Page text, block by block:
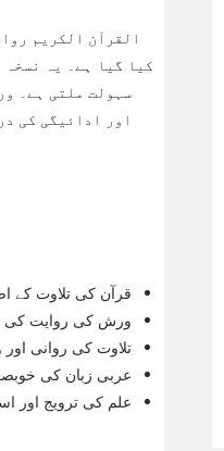
القرآن الکریم
کیا گیا ہے۔ یہ
سہولت ملتی ہے۔
اور ادائیگی کی
قرآن کی تلاوت کے
ورش کی روایت کی
تلاوت کی روانی
عربی زبان کی
علم کی ترویج اور